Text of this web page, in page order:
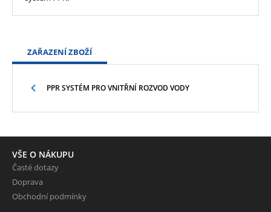
ZAŘAZENÍ ZBOŽÍ
PPR SYSTÉM PRO VNITŘNÍ ROZVOD VODY
VŠE O NÁKUPU
Časté dotazy
Doprava
Obchodní podmínky